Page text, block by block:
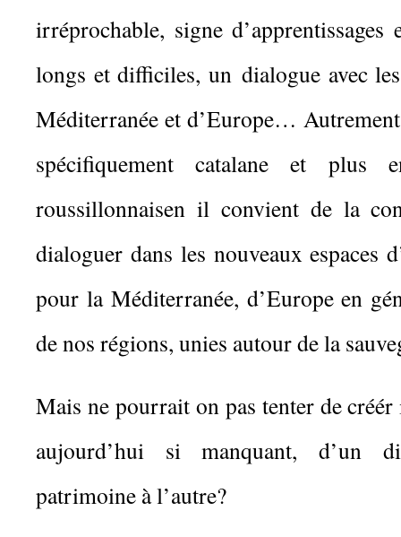
irréprochable, signe d’apprentissages
longs et difficiles, un dialogue avec
Méditerranée et d’Europe…
spécifiquement catalane et plus
roussillonnaisen il convient de la
dialoguer dans les nouveaux espaces
pour la Méditerranée, d’Europe en
de nos régions, unies autour de la
Mais ne pourrait on pas tenter de
aujourd’hui si manquant, d’un
patrimoine à l’autre?